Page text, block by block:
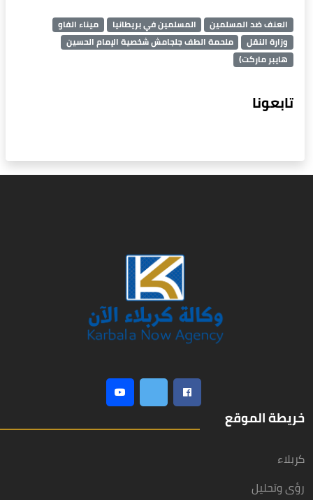
العنف ضد المسلمين المسلمين في بريطانيا
ميناء الفاو
وزارة النقل
ملحمة الطف جلجامش شخصية الإمام الحسين
هايبر ماركت)
تابعونا
خريطة الموقع
كربلاء
رؤى وتحليل